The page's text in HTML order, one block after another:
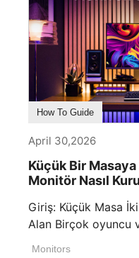
How To Guide
April 30,2026
Küçük Bir
Monitör Nasıl
Giriş: Küçük Masa
Alan Birçok
Monitors